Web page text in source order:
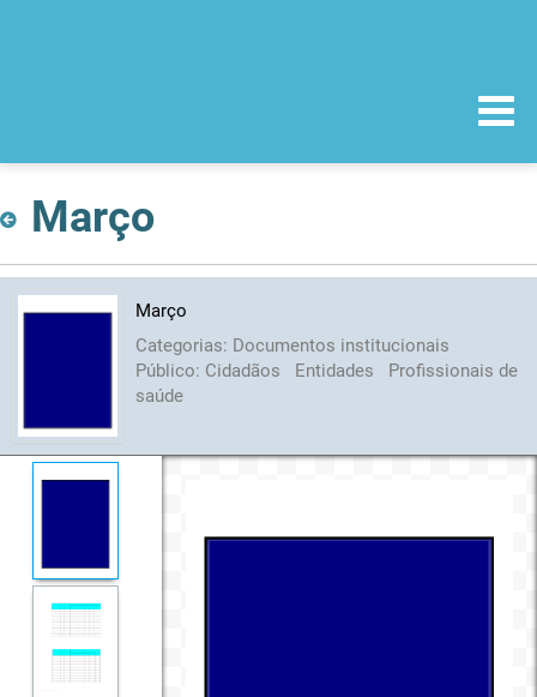
Março
Março
Categorias: Documentos institucionais
Público: Cidadãos Entidades
Profissionais de
saúde